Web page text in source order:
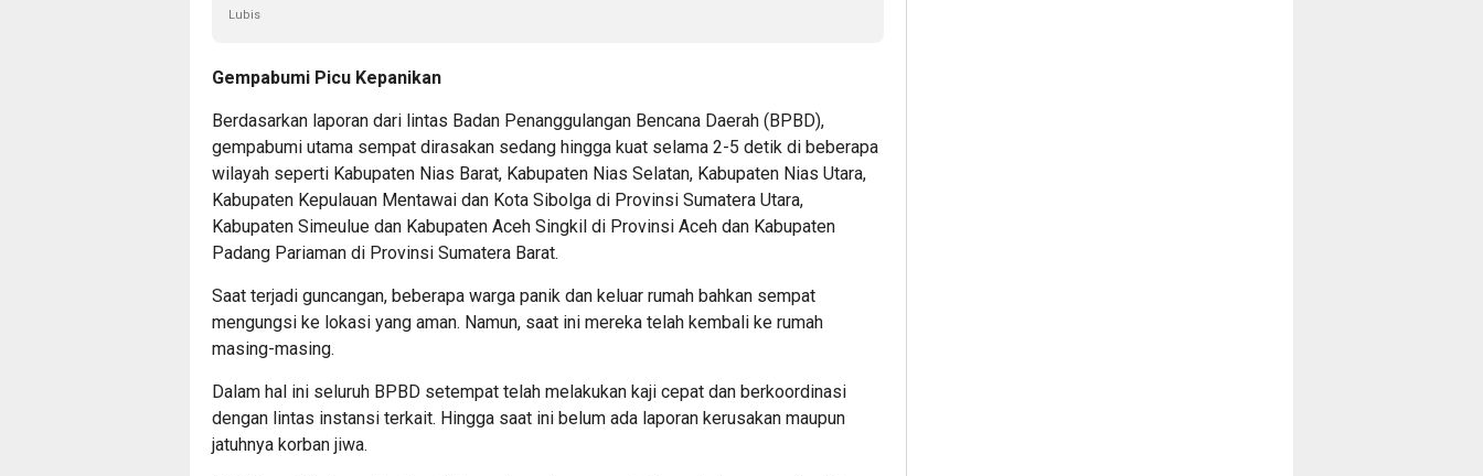
Lubis
Gempabumi Picu Kepanikan
Berdasarkan laporan dari lintas Badan Penanggulangan Bencana Daerah (BPBD),
gempabumi utama sempat dirasakan sedang hingga kuat selama 2-5 detik di beberapa
wilayah seperti Kabupaten Nias Barat, Kabupaten Nias Selatan, Kabupaten Nias Utara,
Kabupaten Kepulauan Mentawai dan Kota Sibolga di Provinsi Sumatera Utara,
Kabupaten Simeulue dan Kabupaten Aceh Singkil di Provinsi Aceh dan Kabupaten
Padang Pariaman di Provinsi Sumatera Barat.
Saat terjadi guncangan, beberapa warga panik dan keluar rumah bahkan sempat
mengungsi ke lokasi yang aman. Namun, saat ini mereka telah kembali ke rumah
masing-masing.
Dalam hal ini seluruh BPBD setempat telah melakukan kaji cepat dan berkoordinasi
dengan lintas instansi terkait. Hingga saat ini belum ada laporan kerusakan maupun
jatuhnya korban jiwa.